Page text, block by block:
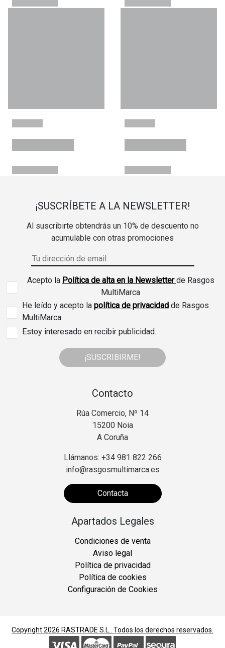
¡SUSCRÍBETE A LA NEWSLETTER!
Al suscribirte obtendrás un 10% de descuento no
acumulable con otras promociones
Acepto la Política de alta en la Newsletterde Rasgos
MultiMarca
He leído y acepto la política de privacidad de Rasgos
MultiMarca.
Estoy interesado en recibir publicidad.
¡SUSCRIBIRME!
Contacto
Rúa Comercio, Nº 14
15200 Noia
A Coruña
Llámanos: +34 981 822 266
info@rasgosmultimarca.es
Contacta
Apartados Legales
Condiciones de venta
Aviso legal
Política de privacidad
Política de cookies
Configuración de Cookies
Copyright 2026 RASTRADE S.L.. Todos los derechos reservados.